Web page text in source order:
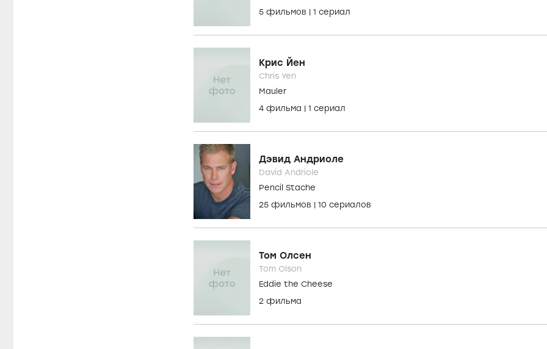
5 фильмов | 1 сериал
Крис Йен
Chris Yen
Mauler
4 фильма | 1 сериал
Дэвид Андриоле
David Andriole
Pencil Stache
25 фильмов | 10 сериалов
Том Олсен
Tom Olson
Eddie the Cheese
2 фильма